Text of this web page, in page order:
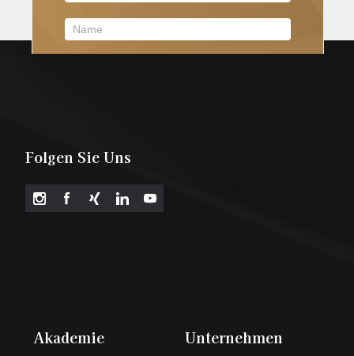
Folgen Sie Uns
Akademie Unternehmen